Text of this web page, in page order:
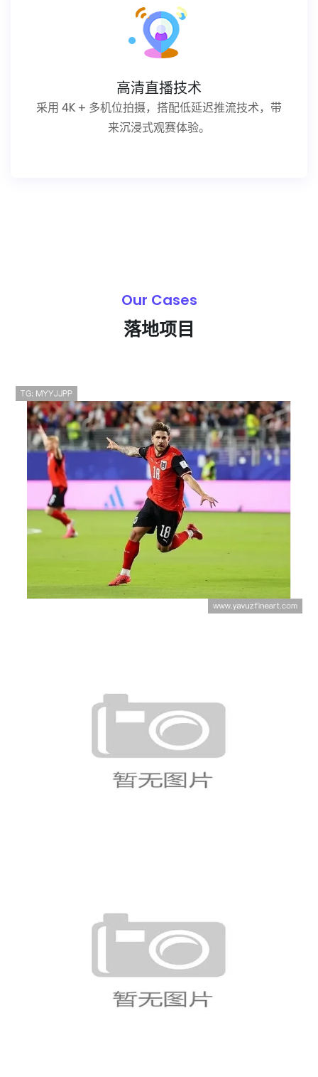
高清直播技术
采用 4K + 多机位拍摄，搭配低延迟推流技术，带
来沉浸式观赛体验。
Our Cases
落地项目
奥地利对约旦回顾：3-1胜利奠定出线
基础